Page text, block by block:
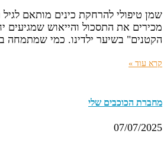
שמן טיפולי להרחקת כינים מותאם
מכירים את התסכול והייאוש שמגיעים
הקטנים" בשיער ילדינו. כמי שמתמחה
קרא עוד »
מחברת הכוכבים שלי
07/07/2025